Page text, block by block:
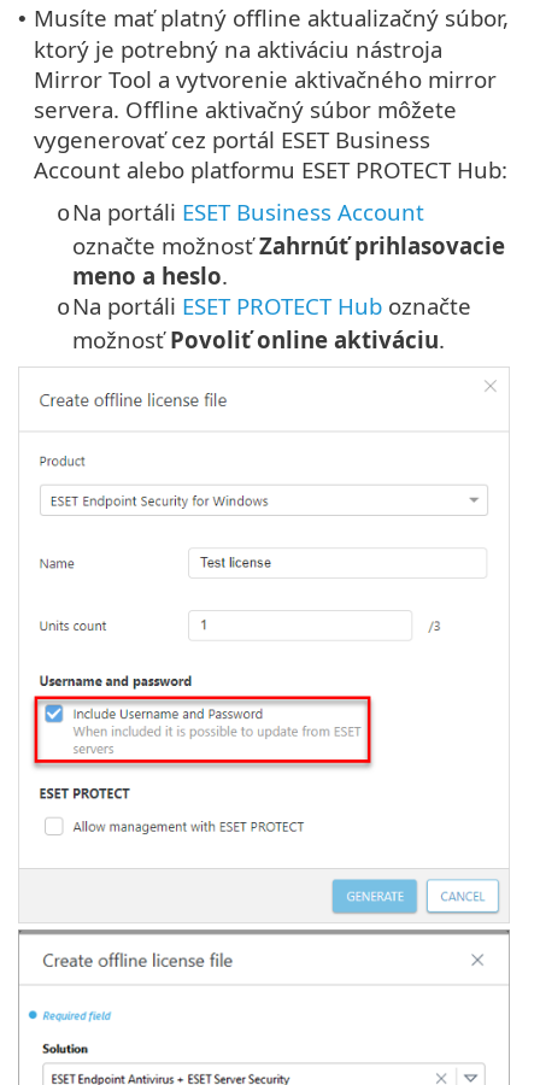
• Musíte mať platný offline aktualizačný súbor,
ktorý je potrebný na aktiváciu nástroja
Mirror Tool a vytvorenie aktivačného mirror
servera. Offline aktivačný súbor môžete
vygenerovať cez portál ESET Business
Account alebo platformu ESET PROTECT Hub:
oNa portáli ESET Business Account
označte možnosťZahrnúť prihlasovacie
meno a heslo.
oNa portáli ESET PROTECT Hub označte
možnosťPovoliť online aktiváciu.